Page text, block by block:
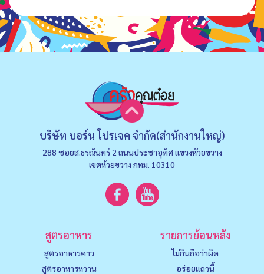
บริษัท บอร์น โปรเจค จำกัด(สำนักงานใหญ่)
288 ซอยส.ธรณินทร์ 2 ถนนประชาอุทิศ แขวงหัวยขวาง
เขตห้วยขวาง กทม. 10310
สูตรอาหาร
สูตรอาหารคาว
สูตรอาหารหวาน
รายการย้อนหลัง
ไม่กินถือว่าผิด
อร่อยแถวนี้